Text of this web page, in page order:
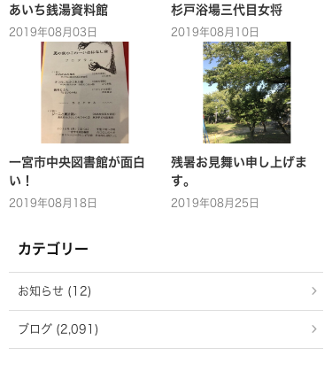
あいち銭湯資料館
2019年08月03日
杉戸浴場三代目女将
2019年08月10日
一宮市中央図書館が面白
い！
2019年08月18日
残暑お見舞い申し上げま
す。
2019年08月25日
カテゴリー
お知らせ (12)
ブログ (2,091)